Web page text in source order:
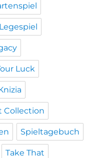
Legespiel
Luck
Collection
Spieltagebuch
Take That